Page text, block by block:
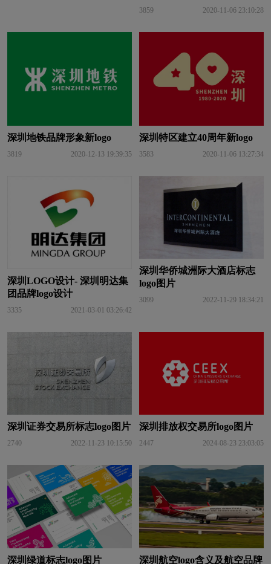
3859 2020-11-06 23:10:28
深圳地铁品牌形象新logo
3819 2020-12-13 19:39:35
深圳特区建立40周年新logo
3583 2020-11-06 13:27:34
深圳LOGO设计- 深圳明达集
团品牌logo设计
3335 2021-03-01 03:26:42
深圳华侨城洲际大酒店标志
logo图片
3099 2022-11-29 18:34:21
深圳证券交易所标志logo图片
2740 2022-11-23 10:15:50
深圳排放权交易所logo图片
2447 2024-08-23 23:03:05
深圳绿道标志logo图片 深圳航空logo含义及航空品牌